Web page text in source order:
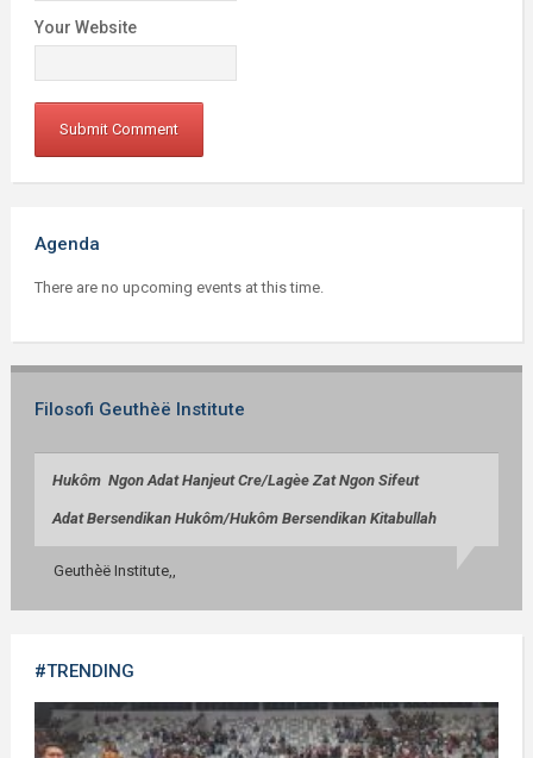
Your Website
Agenda
There are no upcoming events at this time.
Filosofi Geuthèë Institute
Hukôm Ngon Adat Hanjeut Cre/Lagèe Zat Ngon Sifeut
Adat Bersendikan Hukôm/Hukôm Bersendikan Kitabullah
Geuthèë Institute,,
#TRENDING